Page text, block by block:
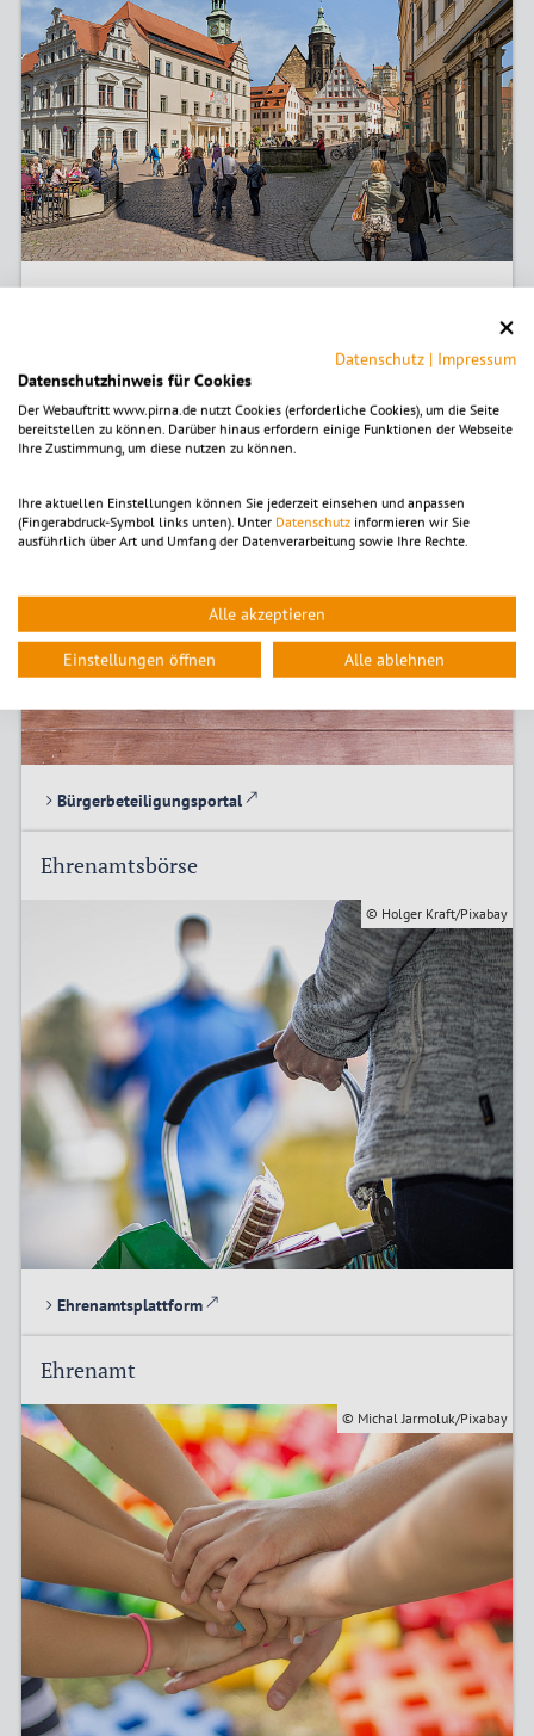
Marktplatz gestalten
© peampath – stock.adobe.com
Bürgerbeteiligungsportal
Ehrenamtsbörse
© Holger Kraft/Pixabay
Ehrenamtsplattform
Ehrenamt
© Michal Jarmoluk/Pixabay
Datenschutz | Impressum
Datenschutzhinweis für Cookies
Der Webauftritt www.pirna.de nutzt Cookies (erforderliche Cookies), um die Seite
bereitstellen zu können. Darüber hinaus erfordern einige Funktionen der Webseite
Ihre Zustimmung, um diese nutzen zu können.
Ihre aktuellen Einstellungen können Sie jederzeit einsehen und anpassen
(Fingerabdruck-Symbol links unten). Unter Datenschutz informieren wir Sie
ausführlich über Art und Umfang der Datenverarbeitung sowie Ihre Rechte.
Alle akzeptieren
Einstellungen öffnen Alle ablehnen